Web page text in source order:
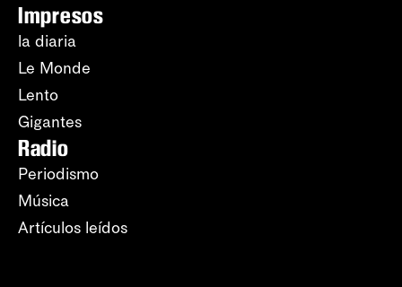
Impresos
la diaria
Le Monde
Lento
Gigantes
Radio
Periodismo
Música
Artículos leídos